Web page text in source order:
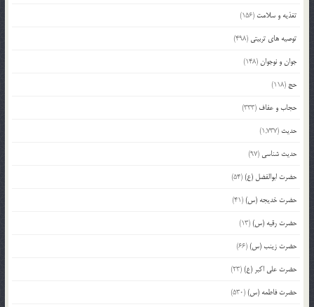
تغذیه و سلامت (156)
توصیه های تربیتی (498)
جوان و نوجوان(148)
حج (118)
حجاب و عفاف (333)
حدیث (1,737)
حدیث شناسی (97)
حضرت ابوالفضل (ع)(54)
حضرت خدیجه (س)(41)
حضرت رقیه (س)(13)
حضرت زینب (س)(66)
حضرت علی اکبر (ع)(23)
حضرت فاطمه (س)(530)